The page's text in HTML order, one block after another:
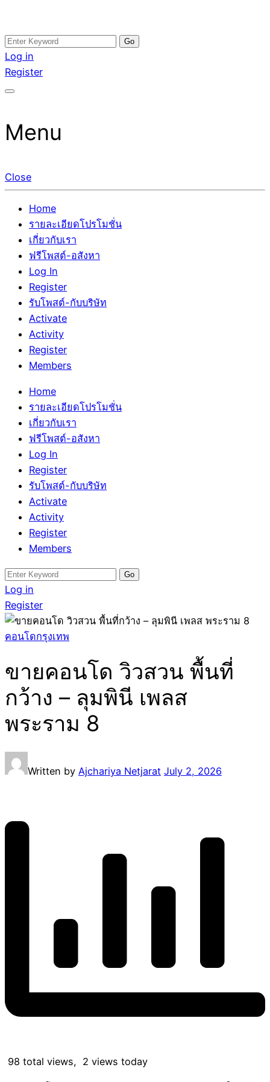
Skip
to
content
อสังหาโพสต์ รีวิวเยอะ รับจ้างโพสต์ขายบ้าน รับจ้างโพสต์อสัง
หา แตกต่างอย่างตั้งใจ รับรองผล อันดับ1 การโพสต์ขายอสังหา
กับทีมงานบริษัท บ้าน ที่ดิน คอนโด ติดGoogleหน้าแรกได้จริงๆ
รับจ้างโพสอสังหา ขายบ้าน อสังหาโพสต์ เชื่อถือได้จริง รับ
โพสต์ ที่ดิน กับทีมงานบริษัท ถูกและดีที่สุด ไม่มีค่านายหน้า
ขายได้จริงๆ ช่วยสร้างโอกาสในการขายได้มากกว่า ที่เดียว ที่
Search
for:
Log in
Register
Menu
Close
Home
รายละเอียดโปรโมชั่น
เกี่ยวกับเรา
ฟรีโพสต์-อสังหา
Log In
Register
รับโพสต์-กับบริษัท
Activate
Activity
Register
Members
Home
รายละเอียดโปรโมชั่น
เกี่ยวกับเรา
ฟรีโพสต์-อสังหา
Log In
Register
รับโพสต์-กับบริษัท
Activate
Activity
Register
Members
Search
for:
Log in
Register
คอนโดกรุงเทพ
ขายคอนโด วิวสวน พื้นที่
กว้าง – ลุมพินี เพลส
พระราม 8
Written by Ajchariya Netjarat July 2, 2026
98 total views, 2 views today